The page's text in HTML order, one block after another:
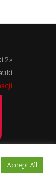
2»
Accept All